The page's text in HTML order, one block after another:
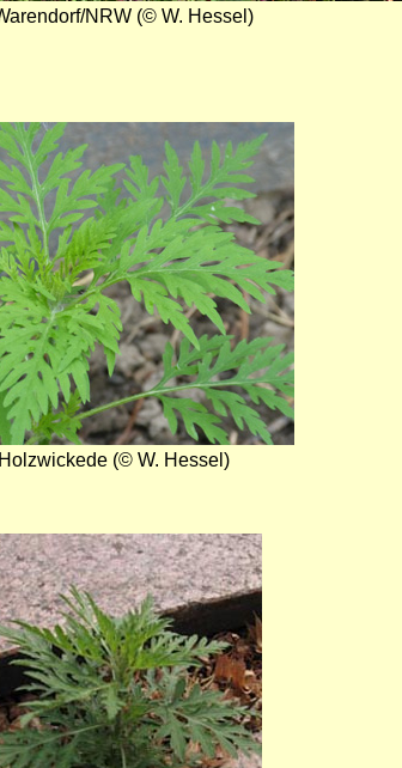
NRW (© W. Hessel)
(© W. Hessel)